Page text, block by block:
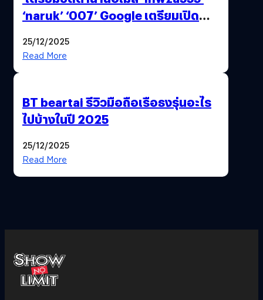
‘naruk’ ‘007’ Google เตรียมเปิด
25/12/2025
Read More
BT beartai รีวิวมือถือเรือธงรุ่นอะไร
ไปบ้างในปี 2025
25/12/2025
Read More